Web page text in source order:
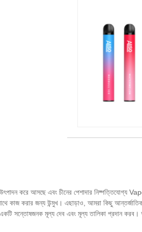
করে আসছে এবং চীনের পেশাদার নিষ্পত্তিযোগ্য
সাথে কাজ করার জন্য উন্মুখ। এছাড়াও, আমরা কিছু
সন্তোষজনক মূল্য দেব এবং মূল্য তালিকা প্রদান করব।